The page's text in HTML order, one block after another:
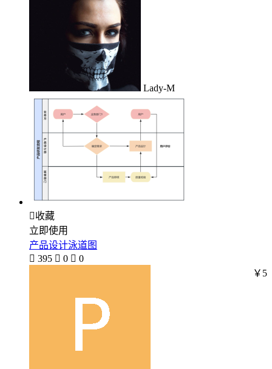
Lady-M
收藏
立即使用
产品设计泳道图
 395  0  0
￥5